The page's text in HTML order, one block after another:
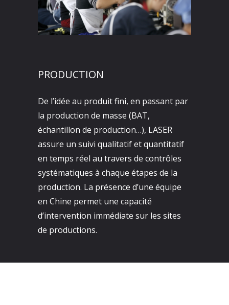
PRODUCTION
De l’idée au produit fini, en passant par
la production de masse (BAT,
échantillon de production…), LASER
assure un suivi qualitatif et quantitatif
en temps réel au travers de contrôles
systématiques à chaque étapes de la
production. La présence d’une équipe
en Chine permet une capacité
d’intervention immédiate sur les sites
de productions.